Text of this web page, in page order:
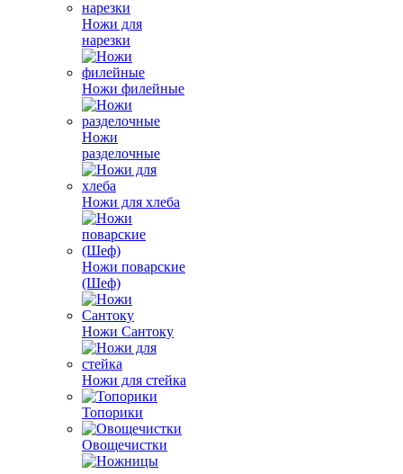
Ножи для
нарезки
Ножи филейные
Ножи
разделочные
Ножи для хлеба
Ножи поварские
(Шеф)
Ножи Сантоку
Ножи для стейка
Топорики
Овощечистки